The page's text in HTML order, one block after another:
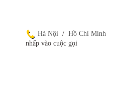
Hà Nội / Hồ Chí Minh
nhấp vào cuộc gọi